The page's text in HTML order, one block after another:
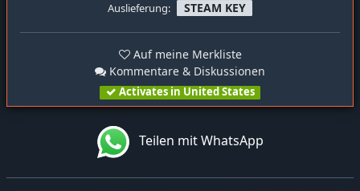
Auslieferung: STEAM KEY
Auf meine Merkliste
Kommentare & Diskussionen
Activates in United States
Teilen mit WhatsApp